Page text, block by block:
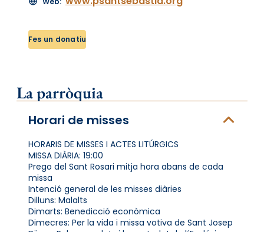
Fes un donatiu
La parròquia
Horari de misses
HORARIS DE MISSES I ACTES LITÚRGICS
MISSA DIÀRIA: 19:00
Prego del Sant Rosari mitja hora abans de cada
missa
Intenció general de les misses diàries
Dilluns: Malalts
Dimarts: Benedicció econòmica
Dimecres: Per la vida i missa votiva de Sant Josep